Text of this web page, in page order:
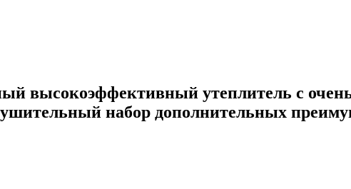
утеплитель с очень
набор дополнительных